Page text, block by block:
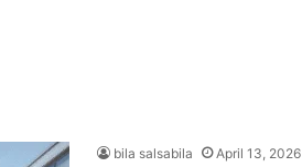
bila salsabila April 13, 2026